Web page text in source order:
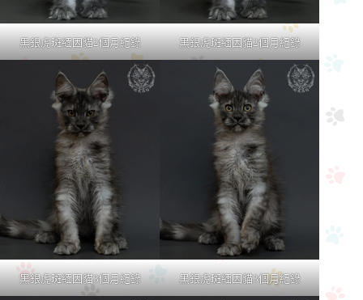
黑銀虎斑緬因貓2個月紀錄 黑銀虎斑緬因貓2個月紀錄
黑銀虎斑緬因貓3個月紀錄 黑銀虎斑緬因貓3個月紀錄